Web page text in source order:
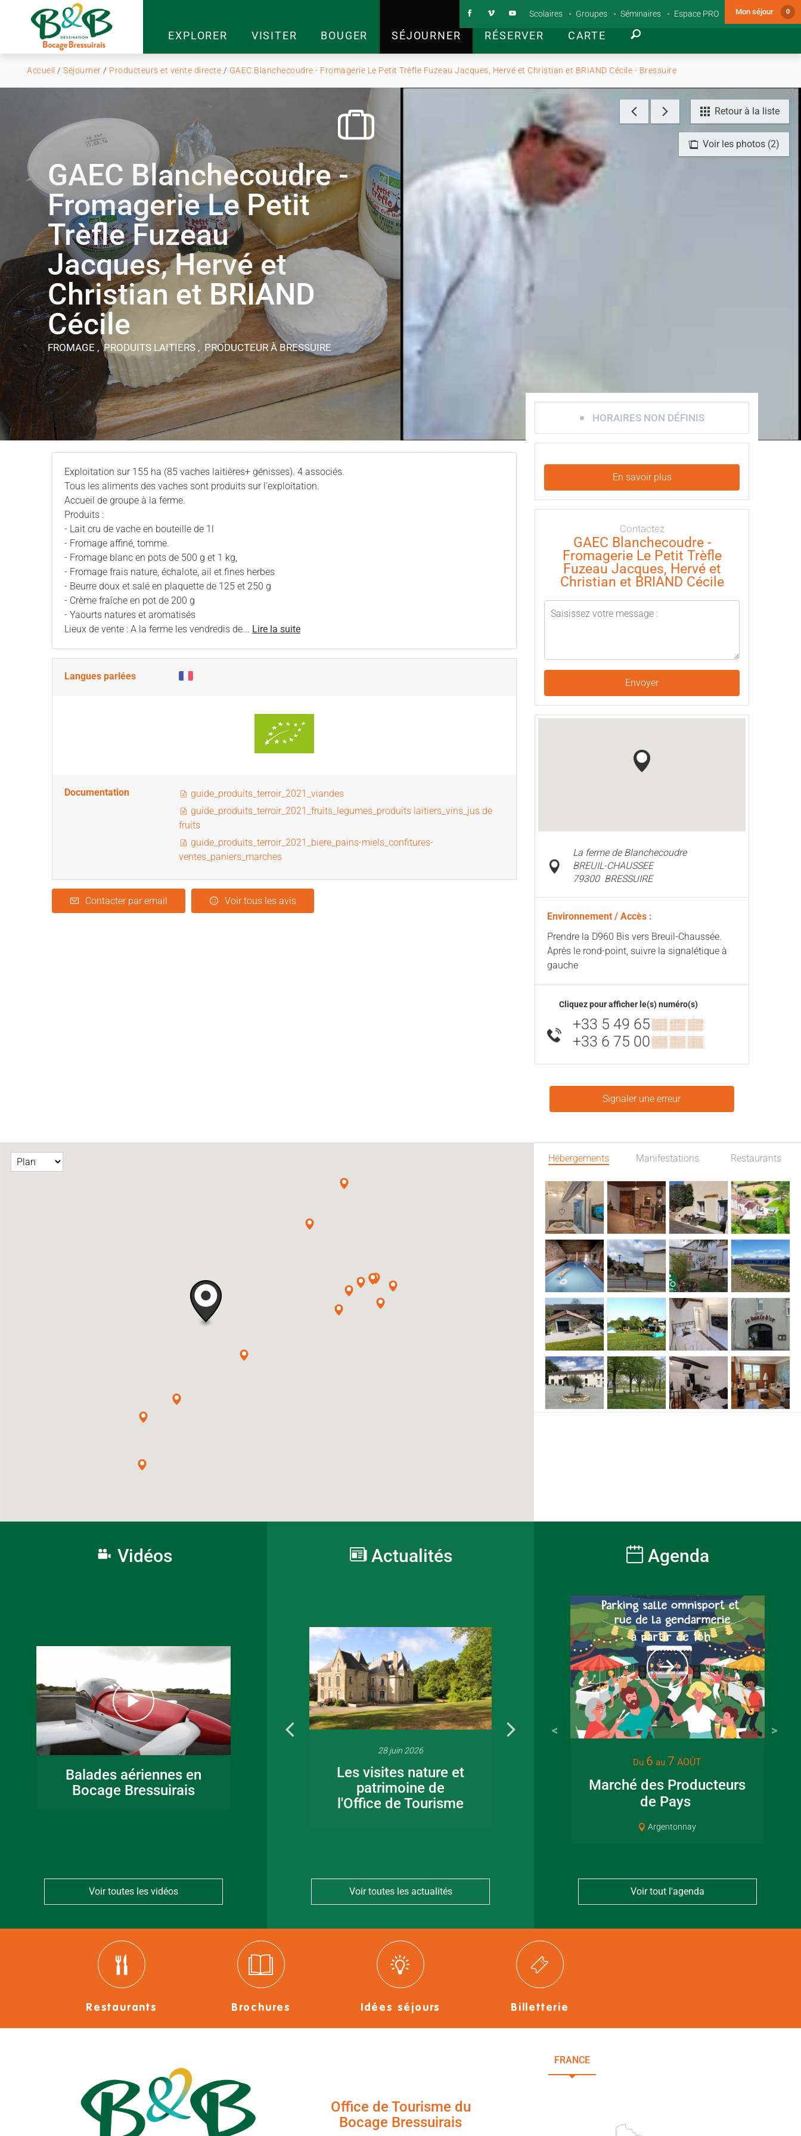
EXPLORER VISITER BOUGER SÉJOURNER RÉSERVER CARTE
Scolaires Groupes Séminaires Espace PRO Mon séjour 0
Accueil / Séjourner / Producteurs et vente directe / GAEC Blanchecoudre - Fromagerie Le Petit Trèfle Fuzeau Jacques, Hervé et Christian et BRIAND Cécile - Bressuire
Voir les photos (2)
Retour à la liste
GAEC Blanchecoudre -
Fromagerie Le Petit
Trèfle Fuzeau
Jacques, Hervé et
Christian et BRIAND
Cécile
FROMAGE , PRODUITS LAITIERS , PRODUCTEURÀ BRESSUIRE
Exploitation sur 155 ha (85 vaches laitières+ génisses). 4 associés.
Tous les aliments des vaches sont produits sur l'exploitation.
Accueil de groupe à la ferme.
Produits :
- Lait cru de vache en bouteille de 1l
- Fromage affiné, tomme.
- Fromage blanc en pots de 500 g et 1 kg,
- Fromage frais nature, échalote, ail et fines herbes
- Beurre doux et salé en plaquette de 125 et 250 g
- Crème fraîche en pot de 200 g
- Yaourts natures et aromatisés
Lieux de vente : A la ferme les vendredis de... Lire la suite
Langues parlées
Documentation
guide_produits_terroir_2021_viandes
guide_produits_terroir_2021_fruits_legumes_produits laitiers_vins_jus de
fruits
guide_produits_terroir_2021_biere_pains-miels_confitures-
ventes_paniers_marches
Contacter par email Voir tous les avis
HORAIRES NON DÉFINIS
En savoir plus
Contactez
GAEC Blanchecoudre -
Fromagerie Le Petit Trèfle
Fuzeau Jacques, Hervé et
Christian et BRIAND Cécile
Envoyer
La ferme de Blanchecoudre
BREUIL-CHAUSSEE
79300 BRESSUIRE
Environnement / Accès :
Prendre la D960 Bis vers Breuil-Chaussée.
Après le rond-point, suivre la signalétique à
gauche
Cliquez pour afficher le(s) numéro(s)
+33 5 49 65▒▒ ▒▒ ▒▒
+33 6 75 00▒▒ ▒▒ ▒▒
Signaler une erreur
Hébergements Manifestations Restaurants
Vidéos
Balades aériennes en
Bocage Bressuirais
Voir toutes les vidéos
Actualités
16 juin 2026
Fête de la musique
en Bocage
28 juin 2026
Les visites nature et
patrimoine de
l'Office de Tourisme
canoë en Bocage
Voir toutes les actualités
Agenda
Du 6 au 7 AOÛT
Marché des Producteurs
de Pays
Argentonnay
Voir tout l'agenda
Restaurants Brochures Idées séjours Billetterie
Office de Tourisme du
Bocage Bressuirais
FRANCE